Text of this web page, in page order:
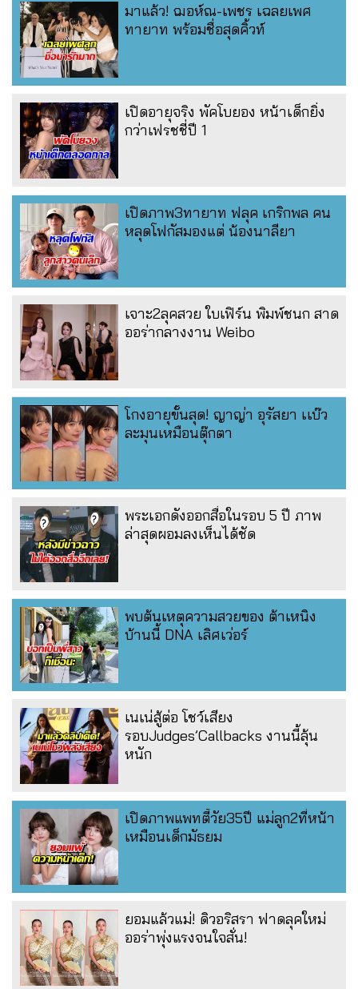
มาแล้ว! ฌอห์ณ-เพชร เฉลยเพศ
ทายาท พร้อมชื่อสุดคิ้วท์
เปิดอายุจริง พัคโบยอง หน้าเด็กยิ่ง
กว่าเฟรชชี่ปี 1
เปิดภาพ3ทายาท ฟลุค เกริกพล คน
หลุดโฟกัสมองแต่ น้องนาลียา
เจาะ2ลุคสวย ใบเฟิร์น พิมพ์ชนก สาด
ออร่ากลางงาน Weibo
โกงอายุขั้นสุด! ญาญ่า อุรัสยา เเบ๊ว
ละมุนเหมือนตุ๊กตา
พระเอกดังออกสื่อในรอบ 5 ปี ภาพ
ล่าสุดผอมลงเห็นได้ชัด
พบต้นเหตุความสวยของ ต้าเหนิง
บ้านนี้ DNA เลิศเว่อร์
เนเน่สู้ต่อ โชว์เสียง
รอบJudges’Callbacks งานนี้ลุ้น
หนัก
เปิดภาพแพทตี้วัย35ปี แม่ลูก2ที่หน้า
เหมือนเด็กมัธยม
ยอมแล้วแม่! ดิวอริสรา ฟาดลุคใหม่
ออร่าพุ่งแรงจนใจสั่น!